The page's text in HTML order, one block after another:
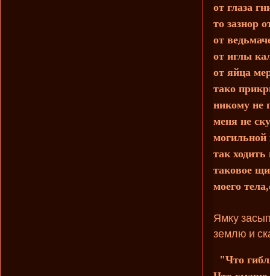
от глаза
то зазнор
от
от иглы
от яйца
тако
никому не
меня не
могильной
так
таковое
моего
Ямку
землю и
"Что